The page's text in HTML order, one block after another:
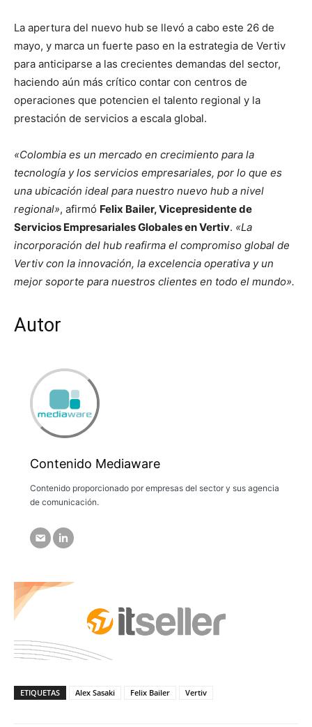
La apertura del nuevo hub se llevó a cabo este 26 de
mayo, y marca un fuerte paso en la estrategia de Vertiv
para anticiparse a las crecientes demandas del sector,
haciendo aún más crítico contar con centros de
operaciones que potencien el talento regional y la
prestación de servicios a escala global.
«Colombia es un mercado en crecimiento para la
tecnología y los servicios empresariales, por lo que es
una ubicación ideal para nuestro nuevo hub a nivel
regional», afirmó Felix Bailer, Vicepresidente de
Servicios Empresariales Globales en Vertiv. «La
incorporación del hub reafirma el compromiso global de
Vertiv con la innovación, la excelencia operativa y un
mejor soporte para nuestros clientes en todo el mundo».
Autor
Contenido Mediaware
Contenido proporcionado por empresas del sector y sus agencia
de comunicación.
ETIQUETAS Alex Sasaki Felix Bailer Vertiv